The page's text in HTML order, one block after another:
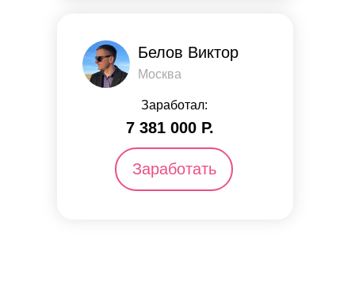
Белов Виктор
Москва
Заработал:
7 381 000 Р.
Заработать